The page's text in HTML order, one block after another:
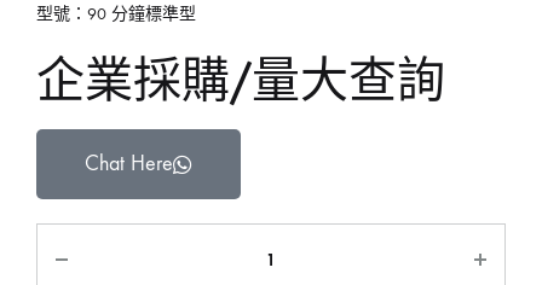
型號：90 分鐘標準型
企業採購/量大查詢
Chat Here